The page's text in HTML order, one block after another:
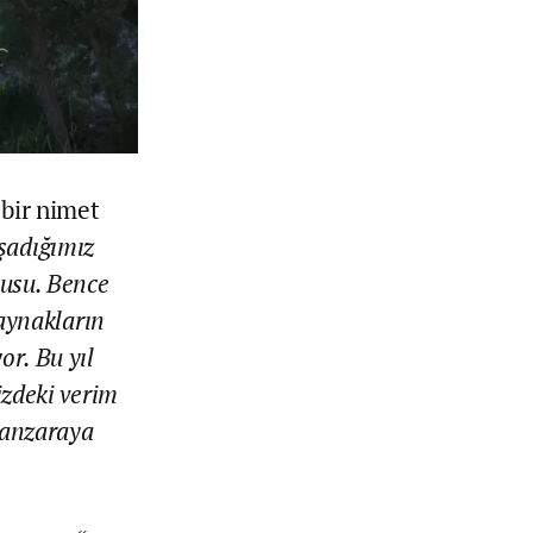
nimet
Bence
Bu yıl
verim